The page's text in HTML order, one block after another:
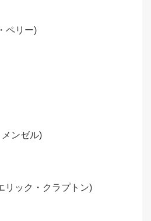
ペリー)
ンゼル)
リック・クラプトン)